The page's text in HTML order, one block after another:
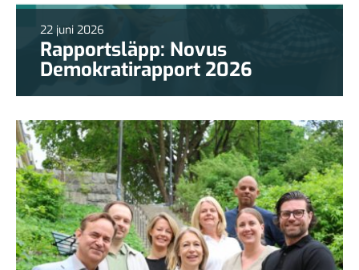
22 juni 2026
Rapportsläpp: Novus
Demokratirapport 2026